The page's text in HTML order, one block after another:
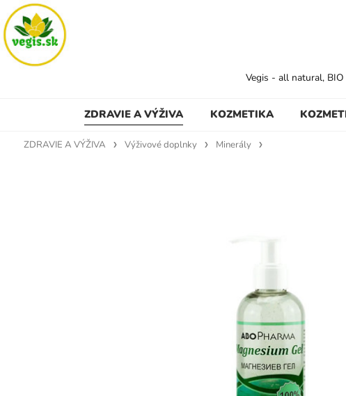
ZDRAVIE A VÝŽIVA KOZMETIKA
Vegis - all natural,
ZDRAVIE A VÝŽIVA Výživové doplnky Minerály